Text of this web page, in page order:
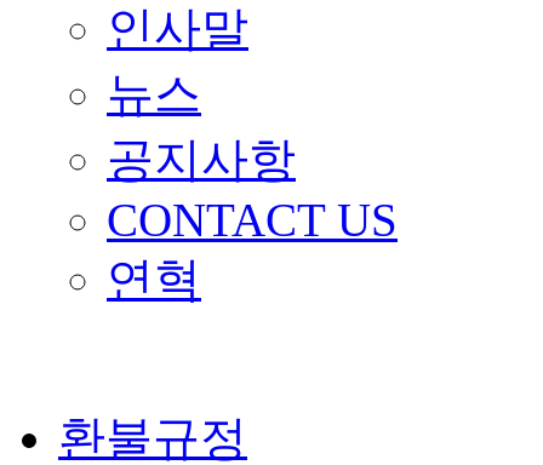
인사말
뉴스
공지사항
CONTACT US
연혁
환불규정